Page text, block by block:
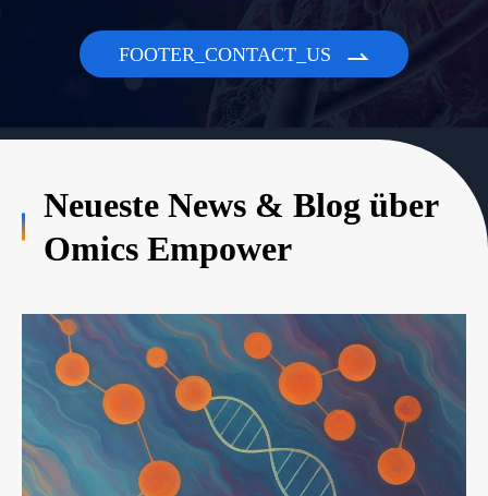
FOOTER_CONTACT_US 
Neueste News & Blog über
Omics Empower